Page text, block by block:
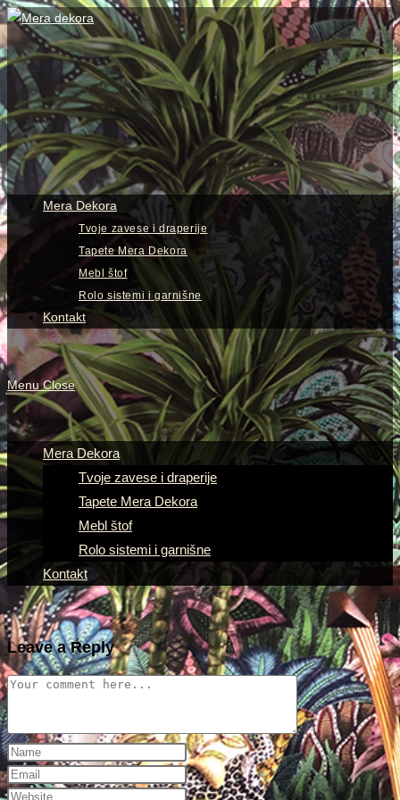
Skip
to
content
View
website
Menu
Mera Dekora
Tvoje zavese i draperije
Tapete Mera Dekora
Mebl štof
Rolo sistemi i garnišne
Kontakt
Menu Close
Mera Dekora
Tvoje zavese i draperije
Tapete Mera Dekora
Mebl štof
Rolo sistemi i garnišne
Kontakt
Leave a Reply
Comment
Enter
your
name
Enter
your
Enter